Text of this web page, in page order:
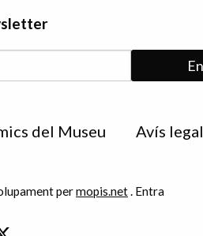
del Museu Avís legal
permopis.net. Entra